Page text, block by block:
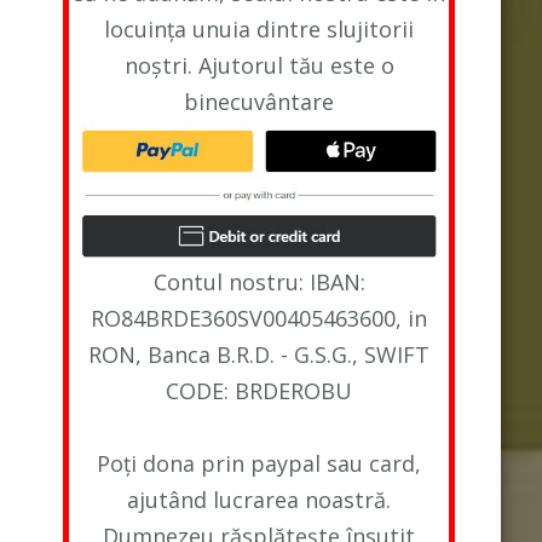
locuința unuia dintre slujitorii
noștri. Ajutorul tău este o
binecuvântare
Contul nostru: IBAN:
RO84BRDE360SV00405463600, in
RON, Banca B.R.D. - G.S.G., SWIFT
CODE: BRDEROBU
Poți dona prin paypal sau card,
ajutând lucrarea noastră.
Dumnezeu răsplătește însutit